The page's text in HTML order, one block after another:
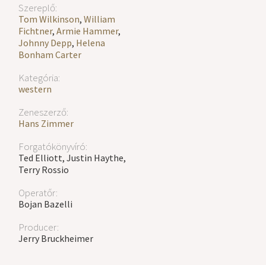
Szereplő:
Tom Wilkinson,William
Fichtner,Armie Hammer,
Johnny Depp, Helena
Bonham Carter
Kategória:
western
Zeneszerző:
Hans Zimmer
Forgatókönyvíró:
Ted Elliott, Justin Haythe,
Terry Rossio
Operatőr:
Bojan Bazelli
Producer:
Jerry Bruckheimer